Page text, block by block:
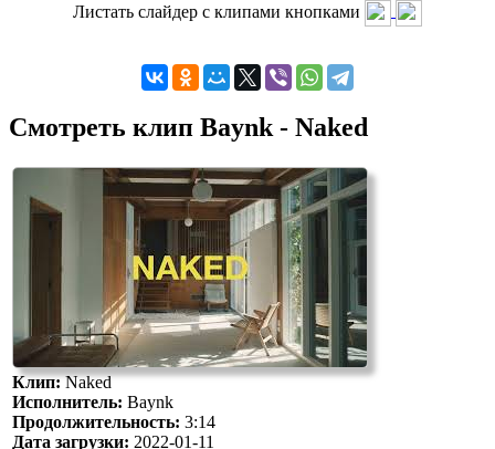
Листать слайдер с клипами кнопками
Смотреть клип Baynk - Naked
Клип:Naked
Исполнитель: Baynk
Продолжительность: 3:14
Дата загрузки: 2022-01-11